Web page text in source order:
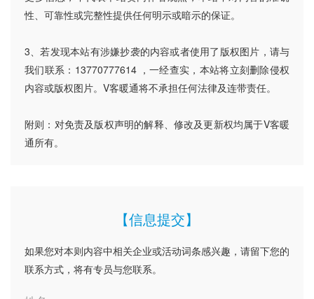
性、可靠性或完整性提供任何明示或暗示的保证。
3、若发现本站有涉嫌抄袭的内容或者使用了版权图片，请与
我们联系：13770777614 ，一经查实，本站将立刻删除侵权
内容或版权图片。V客暖通将不承担任何法律及连带责任。
附则：对免责及版权声明的解释、修改及更新权均属于V客暖
通所有。